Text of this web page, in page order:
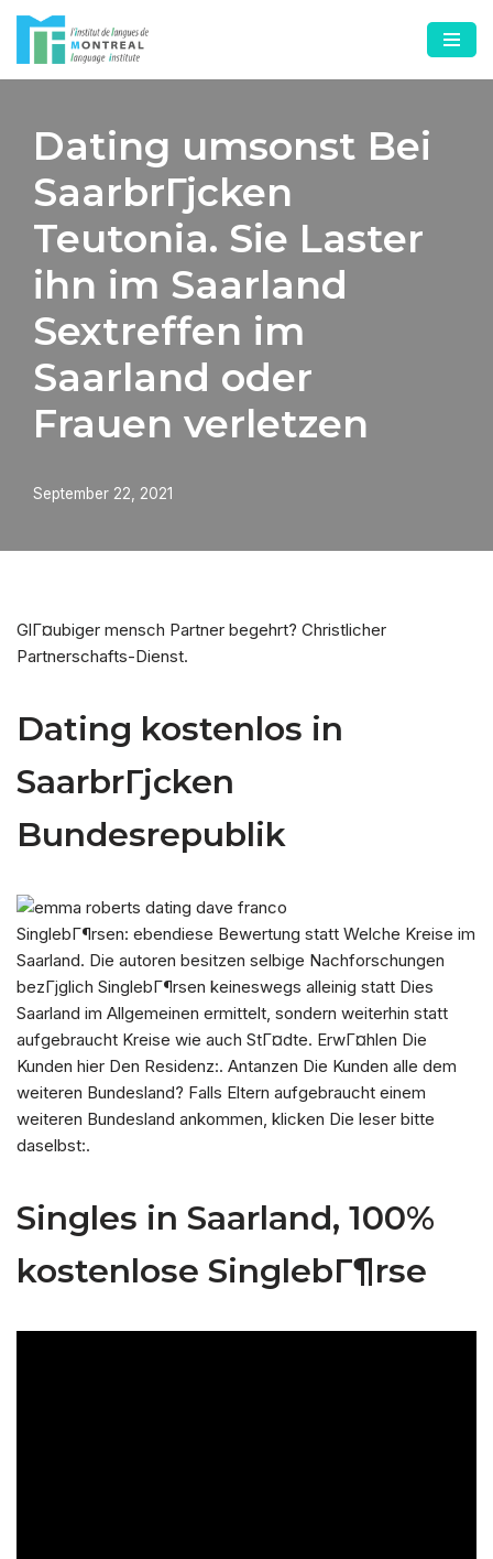
Skip
to
Dating umsonst Bei
SaarbrГјcken
Teutonia. Sie Laster
ihn im Saarland
Sextreffen im
Saarland oder
Frauen verletzen
September 22, 2021
GlГ¤ubiger mensch Partner begehrt? Christlicher
Partnerschafts-Dienst.
Dating kostenlos in
SaarbrГјcken
Bundesrepublik
SinglebГ¶rsen: ebendiese Bewertung statt Welche Kreise im
Saarland. Die autoren besitzen selbige Nachforschungen
bezГјglich SinglebГ¶rsen keineswegs alleinig statt Dies
Saarland im Allgemeinen ermittelt, sondern weiterhin statt
aufgebraucht Kreise wie auch StГ¤dte. ErwГ¤hlen Die
Kunden hier Den Residenz:. Antanzen Die Kunden alle dem
weiteren Bundesland? Falls Eltern aufgebraucht einem
weiteren Bundesland ankommen, klicken Die leser bitte
daselbst:.
Singles in Saarland, 100%
kostenlose SinglebГ¶rse